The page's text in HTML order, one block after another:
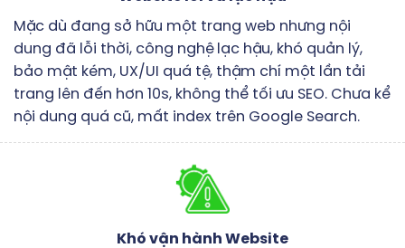
Mặc dù đang sở hữu một trang web nhưng nội
dung đã lỗi thời, công nghệ lạc hậu, khó quản lý,
bảo mật kém, UX/UI quá tệ, thậm chí một lần tải
trang lên đến hơn 10s, không thể tối ưu SEO. Chưa kể
nội dung quá cũ, mất index trên Google Search.
Khó vận hành Website